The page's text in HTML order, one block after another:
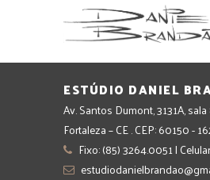
ESTÚDIO DANIEL
Av. Santos Dumont, 3131A,
Fortaleza – CE . CEP: 60150 -
Fixo: (85) 3264.0051 |